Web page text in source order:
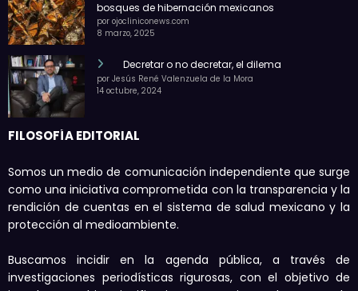
bosques de hibernación mexicanos
por ojocliniconews.com
8 marzo, 2025
Decretar o no decretar, el dilema
por Jesús René Valenzuela de la Mora
14 octubre, 2024
FILOSOFÍA EDITORIAL
Somos un medio de comunicación independiente que surge
como una iniciativa comprometida con la transparencia y la
rendición de cuentas en el sistema de salud mexicano y la
protección al medioambiente.
Buscamos incidir en la agenda pública, a través de
investigaciones periodísticas rigurosas, con el objetivo de